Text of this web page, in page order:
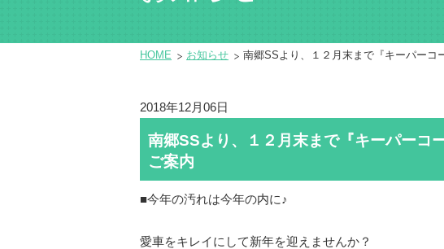
HOME お知らせ 南郷SSより、１２月末まで『キーパーコ
2018年12月06日
南郷SSより、１２月末まで『キーパーコ
ご案内
■今年の汚れは今年の内に♪
愛車をキレイにして新年を迎えませんか？